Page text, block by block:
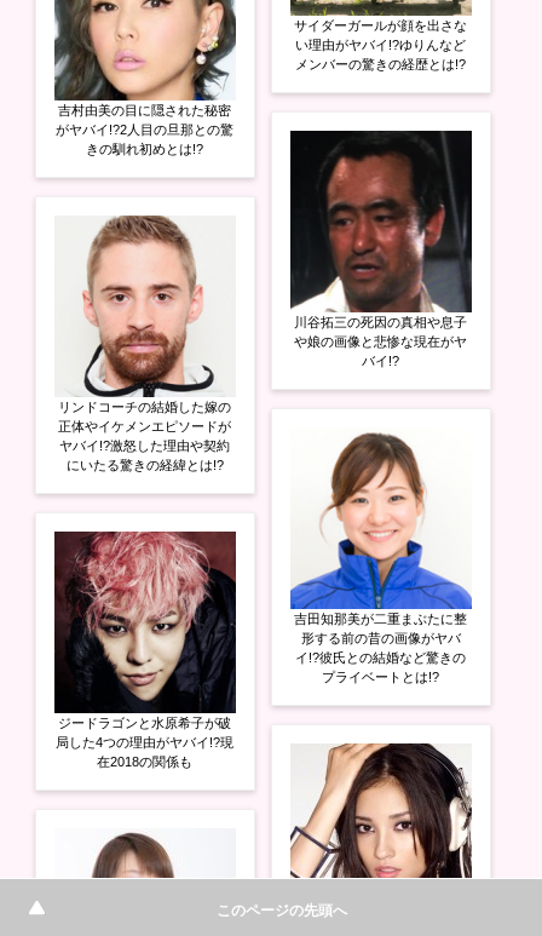
吉村由美の目に隠された秘密
がヤバイ!?2人目の旦那との驚
きの馴れ初めとは!?
リンドコーチの結婚した嫁の
正体やイケメンエピソードが
ヤバイ!?激怒した理由や契約
にいたる驚きの経緯とは!?
ジードラゴンと水原希子が破
局した4つの理由がヤバイ!?現
在2018の関係も
サイダーガールが顔を出さな
い理由がヤバイ!?ゆりんなど
メンバーの驚きの経歴とは!?
川谷拓三の死因の真相や息子
や娘の画像と悲惨な現在がヤ
バイ!?
吉田知那美が二重まぶたに整
形する前の昔の画像がヤバ
イ!?彼氏との結婚など驚きの
プライベートとは!?
このページの先頭へ